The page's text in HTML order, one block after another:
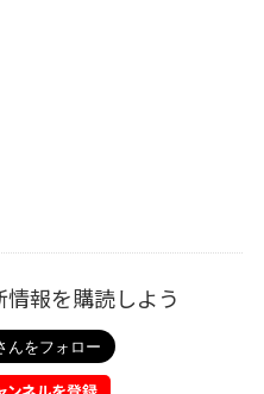
報を購読しよう